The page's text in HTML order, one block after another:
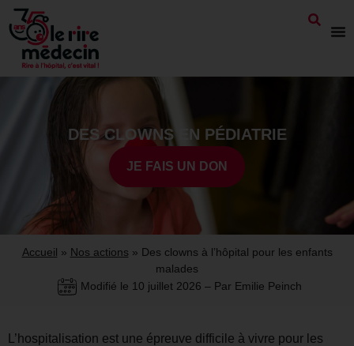
DES CLOWNS EN PÉDIATRIE
JE FAIS UN DON
Accueil » Nos actions » Des clowns à l’hôpital pour les enfants
malades
Modifié le 10 juillet 2026 – Par Emilie Peinch
L’hospitalisation est une épreuve difficile à vivre pour les